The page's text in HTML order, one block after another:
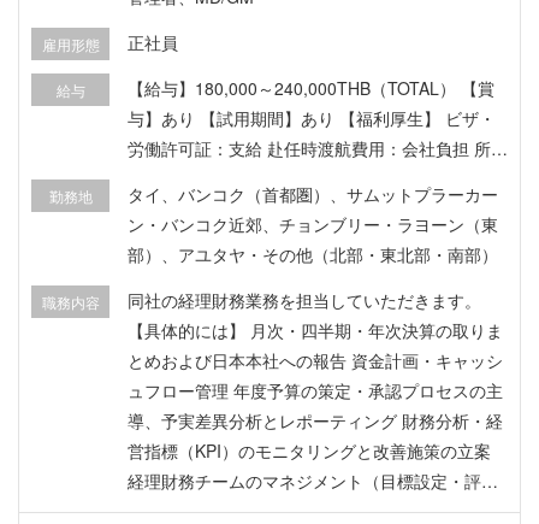
雇用形態 正社員
給与
【給与】180,000～240,000THB（TOTAL） 【賞
与】あり 【試用期間】あり 【福利厚生】 ビザ・
労働許可証：支給 赴任時渡航費用：会社負担 所得
患保険 プロビデントファンド
勤務地
タイ、バンコク（首都圏）、サムットプラーカー
ン・バンコク近郊、チョンブリー・ラヨーン（東
部）、アユタヤ・その他（北部・東北部・南部）
職務内容
同社の経理財務業務を担当していただきます。
【具体的には】 月次・四半期・年次決算の取りま
とめおよび日本本社への報告 資金計画・キャッシ
ュフロー管理 年度予算の策定・承認プロセスの主
導、予実差異分析とレポーティング 財務分析・経
営指標（KPI）のモニタリングと改善施策の立案
経理財務チームのマネジメント（目標設定・評
価・育成を含む） 銀行・監査法人・税務当局など